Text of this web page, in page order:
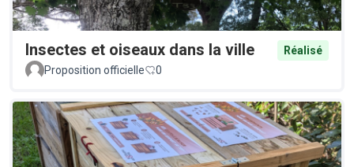
Insectes et oiseaux dans la ville
Réalisé
Proposition officielle
0